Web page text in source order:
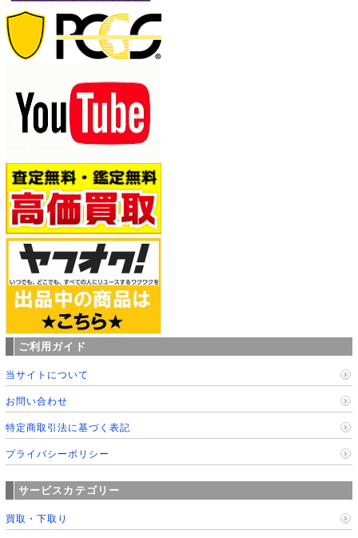
ご利用ガイド
当サイトについて
お問い合わせ
特定商取引法に基づく表記
プライバシーポリシー
サービスカテゴリー
買取・下取り